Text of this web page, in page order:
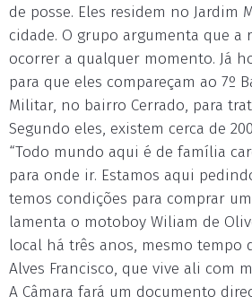
de posse. Eles residem no Jardim
cidade. O grupo argumenta que a
ocorrer a qualquer momento. Já
para que eles compareçam ao 7º
Militar, no bairro Cerrado, para
Segundo eles, existem cerca de
“Todo mundo aqui é de família
para onde ir. Estamos aqui
temos condições para comprar
lamenta o motoboy Wiliam de
local há três anos, mesmo tempo
Alves Francisco, que vive ali com
A Câmara fará um documento